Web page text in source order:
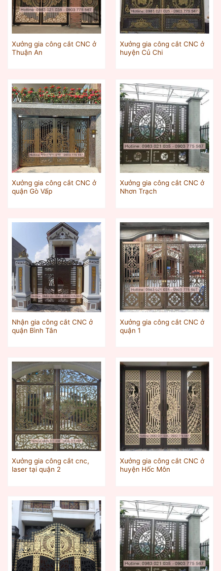
Xưởng gia công cắt CNC ở
Thuận An
Xưởng gia công cắt CNC ở
huyện Củ Chi
Xưởng gia công cắt CNC ở
quận Gò Vấp
Xưởng gia công cắt CNC ở
Nhơn Trạch
Nhận gia công cắt CNC ở
quận Bình Tân
Xưởng gia công cắt CNC ở
quận 1
Xưởng gia công cắt cnc,
laser tại quận 2
Xưởng gia công cắt CNC ở
huyện Hốc Môn